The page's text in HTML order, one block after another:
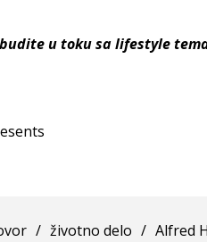
u toku sa lifestyle
/ životno delo / Alfred